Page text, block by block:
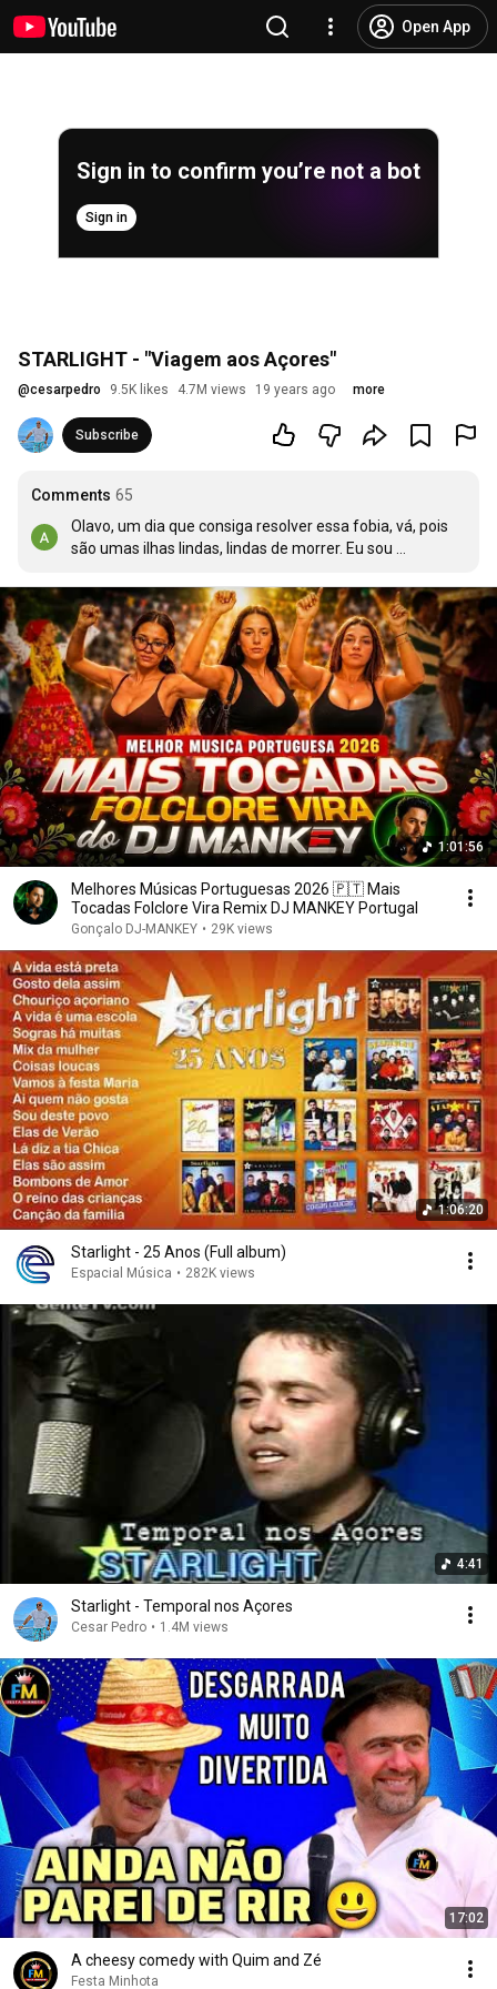
Open App
Sign in to confirm you’re not a bot
Sign in
STARLIGHT - "Viagem aos Açores"
@cesarpedro 9.5K likes 4.7M views 19 years ago more
Subscribe
Comments 65
Olavo, um dia que consiga resolver essa fobia, vá, pois
são umas ilhas lindas, lindas de morrer. Eu sou
1:01:56
Melhores Músicas Portuguesas 2026 🇵🇹 Mais
Tocadas Folclore Vira Remix DJ MANKEY Portugal
Gonçalo DJ-MANKEY • 29K views
1:06:20
Starlight - 25 Anos (Full album)
Espacial Música • 282K views
4:41
Starlight - Temporal nos Açores
Cesar Pedro • 1.4M views
17:02
A cheesy comedy with Quim and Zé
Festa Minhota